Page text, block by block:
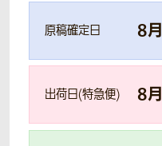
原稿確定日 8月
出荷日(特急便) 8月